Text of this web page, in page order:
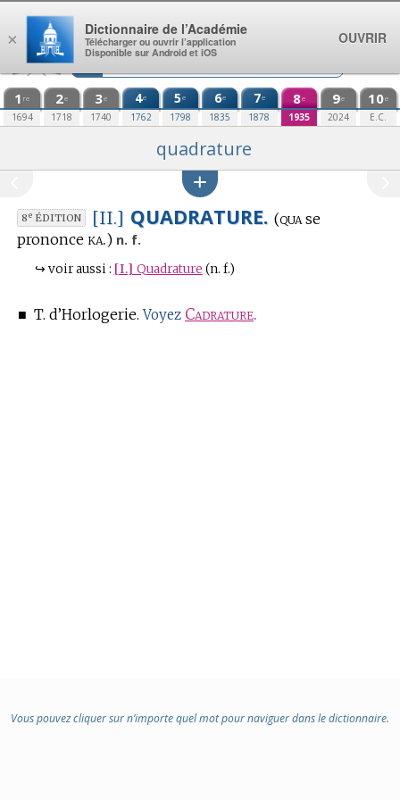
Aller au contenu
1 re
1694
2e
1718
3e
1740
4e
1762
5e
1798
6e
1835
7e
1878
8e
1935
9e
2024
10e
E.C.
quadrature
8eÉDITION [II.] QUADRATURE. (quase
prononce ka.) n. f.
↪ voir aussi : [I.] Quadrature (n. f.)
■ T. d’Horlogerie. Voyez Cadrature.
Vous pouvez cliquer sur n’importe quel mot pour naviguer dans le dictionnaire.
×
Dictionnaire de l’Académie
Télécharger ou ouvrir l’application
Disponible sur Android et iOS
OUVRIR